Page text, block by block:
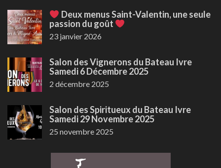
Deux menus Saint-Valentin, une seule
passion du goût
23 janvier 2026
Salon des Vignerons du Bateau Ivre
Samedi 6 Décembre 2025
2 décembre 2025
Salon des Spiritueux du Bateau Ivre
Samedi 29 Novembre 2025
25 novembre 2025